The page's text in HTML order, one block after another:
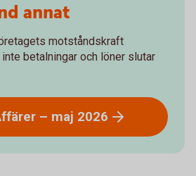
annat
motståndskraft
betalningar och löner slutar
– maj 2026